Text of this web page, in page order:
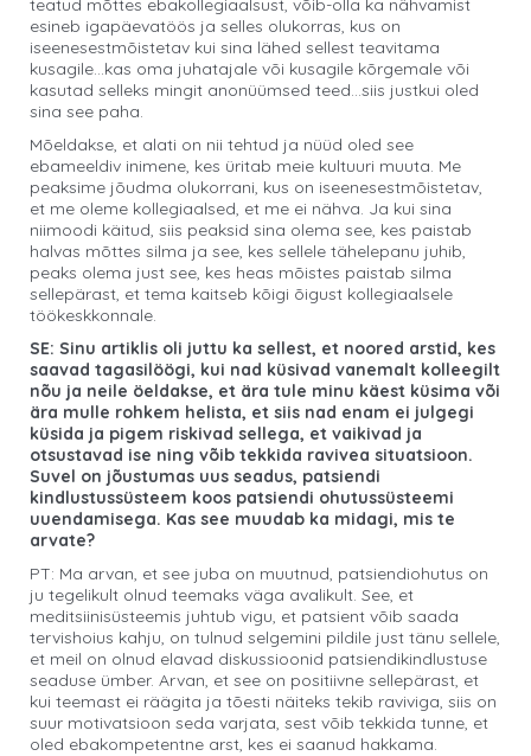
teatud mõttes ebakollegiaalsust, võib-olla ka nähvamist
esineb igapäevatöös ja selles olukorras, kus on
iseenesestmõistetav kui sina lähed sellest teavitama
kusagile…kas oma juhatajale või kusagile kõrgemale või
kasutad selleks mingit anonüümsed teed…siis justkui oled
sina see paha.
Mõeldakse, et alati on nii tehtud ja nüüd oled see
ebameeldiv inimene, kes üritab meie kultuuri muuta. Me
peaksime jõudma olukorrani, kus on iseenesestmõistetav,
et me oleme kollegiaalsed, et me ei nähva. Ja kui sina
niimoodi käitud, siis peaksid sina olema see, kes paistab
halvas mõttes silma ja see, kes sellele tähelepanu juhib,
peaks olema just see, kes heas mõistes paistab silma
sellepärast, et tema kaitseb kõigi õigust kollegiaalsele
töökeskkonnale.
SE: Sinu artiklis oli juttu ka sellest, et noored arstid, kes
saavad tagasilöögi, kui nad küsivad vanemalt kolleegilt
nõu ja neile öeldakse, et ära tule minu käest küsima või
ära mulle rohkem helista, et siis nad enam ei julgegi
küsida ja pigem riskivad sellega, et vaikivad ja
otsustavad ise ning võib tekkida ravivea situatsioon.
Suvel on jõustumas uus seadus, patsiendi
kindlustussüsteem koos patsiendi ohutussüsteemi
uuendamisega. Kas see muudab ka midagi, mis te
arvate?
PT: Ma arvan, et see juba on muutnud, patsiendiohutus on
ju tegelikult olnud teemaks väga avalikult. See, et
meditsiinisüsteemis juhtub vigu, et patsient võib saada
tervishoius kahju, on tulnud selgemini pildile just tänu sellele,
et meil on olnud elavad diskussioonid patsiendikindlustuse
seaduse ümber. Arvan, et see on positiivne sellepärast, et
kui teemast ei räägita ja tõesti näiteks tekib raviviga, siis on
suur motivatsioon seda varjata, sest võib tekkida tunne, et
oled ebakompetentne arst, kes ei saanud hakkama.